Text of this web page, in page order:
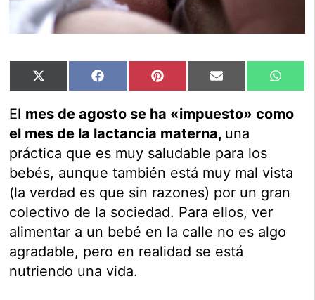
Compartir
en
X
(Twitter)
Compartir
en
Facebook Compartir
en
Pinterest Compartir
en
Email
en
El mes de agosto se ha «impuesto» como
el mes de la lactancia materna, una
práctica que es muy saludable para los
bebés, aunque también está muy mal vista
(la verdad es que sin razones) por un gran
colectivo de la sociedad. Para ellos, ver
alimentar a un bebé en la calle no es algo
agradable, pero en realidad se está
nutriendo una vida.